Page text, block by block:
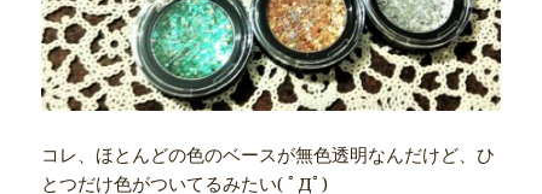
コレ、ほとんどの色のベースが無色透明なんだけど、ひ
とつだけ色がついてるみたい( ﾟДﾟ)